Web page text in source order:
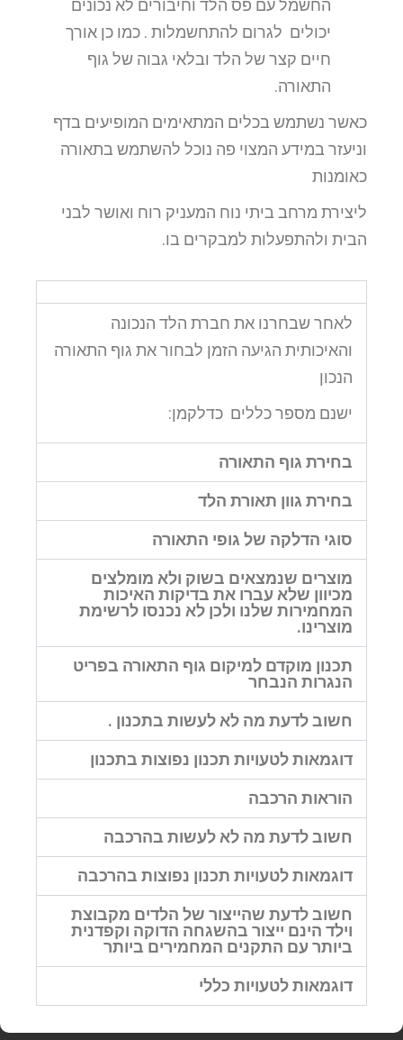
החשמל עם פס הלד וחיבורים לא נכונים
יכולים לגרום להתחשמלות . כמו כן אורך
חיים קצר של הלד ובלאי גבוה של גוף
התאורה.
כאשר נשתמש בכלים המתאימים המופיעים בדף
וניעזר במידע המצוי פה נוכל להשתמש בתאורה
כאומנות
ליצירת מרחב ביתי נוח המעניק רוח ואושר לבני
הבית ולהתפעלות למבקרים בו.
לאחר שבחרנו את חברת הלד הנכונה
והאיכותית הגיעה הזמן לבחור את גוף התאורה
הנכון
ישנם מספר כללים כדלקמן:
בחירת גוף התאורה
בחירת גוון תאורת הלד
סוגי הדלקה של גופי התאורה
מוצרים שנמצאים בשוק ולא מומלצים
מכיוון שלא עברו את בדיקות האיכות
המחמירות שלנו ולכן לא נכנסו לרשימת
מוצרינו.
תכנון מוקדם למיקום גוף התאורה בפריט
הנגרות הנבחר
חשוב לדעת מה לא לעשות בתכנון .
דוגמאות לטעויות תכנון נפוצות בתכנון
הוראות הרכבה
חשוב לדעת מה לא לעשות בהרכבה
דוגמאות לטעויות תכנון נפוצות בהרכבה
חשוב לדעת שהייצור של הלדים מקבוצת
וילד הינם ייצור בהשגחה הדוקה וקפדנית
ביותר עם התקנים המחמירים ביותר
דוגמאות לטעויות כללי